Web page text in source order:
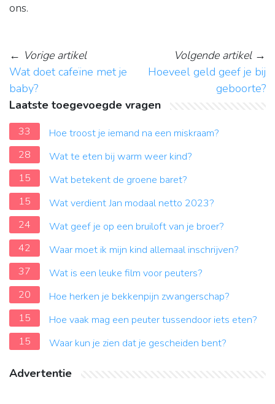
ons.
← Vorige artikel
Wat doet cafeïne met je
baby?
Volgende artikel→
Hoeveel geld geef je bij
geboorte?
Laatste toegevoegde vragen
33
Hoe troost je iemand na een miskraam?
28
Wat te eten bij warm weer kind?
15
Wat betekent de groene baret?
15
Wat verdient Jan modaal netto 2023?
24
Wat geef je op een bruiloft van je broer?
42
Waar moet ik mijn kind allemaal inschrijven?
37
Wat is een leuke film voor peuters?
20
Hoe herken je bekkenpijn zwangerschap?
15
Hoe vaak mag een peuter tussendoor iets eten?
15
Waar kun je zien dat je gescheiden bent?
Advertentie